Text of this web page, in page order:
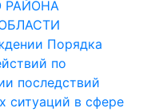
РАЙОНА
Порядка
по
последствий
ситуаций в сфере